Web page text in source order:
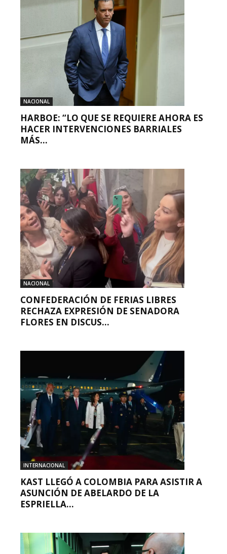
NACIONAL
HARBOE: “LO QUE SE REQUIERE AHORA ES
HACER INTERVENCIONES BARRIALES
MÁS...
NACIONAL
CONFEDERACIÓN DE FERIAS LIBRES
RECHAZA EXPRESIÓN DE SENADORA
FLORES EN DISCUS...
INTERNACIONAL
KAST LLEGÓ A COLOMBIA PARA ASISTIR A
ASUNCIÓN DE ABELARDO DE LA
ESPRIELLA...